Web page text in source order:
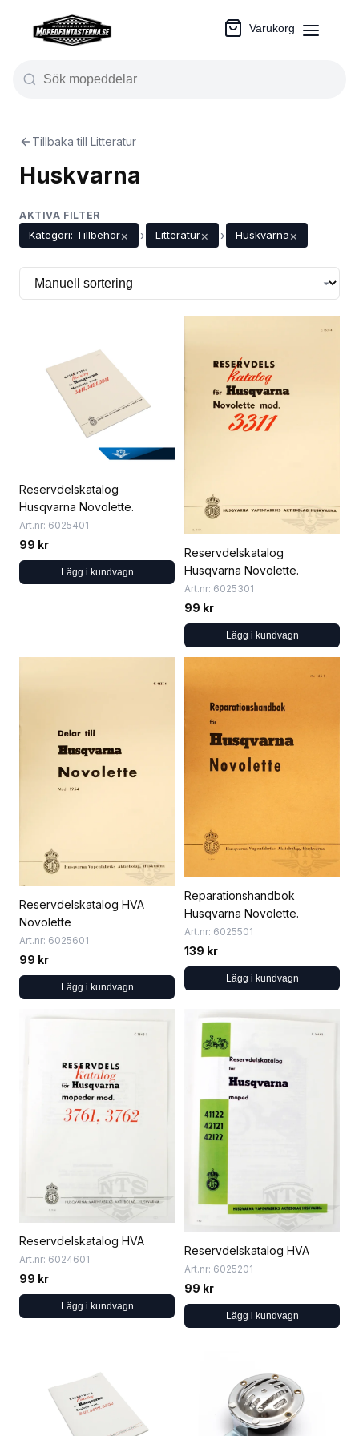
Varukorg
Tillbaka till Litteratur
Huskvarna
AKTIVA FILTER
Kategori: Tillbehör× › Litteratur× › Huskvarna×
Reservdelskatalog
Husqvarna Novolette.
Art.nr: 6025401
99 kr
Lägg i kundvagn
Reservdelskatalog
Husqvarna Novolette.
Art.nr: 6025301
99 kr
Lägg i kundvagn
Reservdelskatalog HVA
Novolette
Art.nr: 6025601
99 kr
Lägg i kundvagn
Reparationshandbok
Husqvarna Novolette.
Art.nr: 6025501
139 kr
Lägg i kundvagn
Reservdelskatalog HVA
Art.nr: 6024601
99 kr
Lägg i kundvagn
Reservdelskatalog HVA
Art.nr: 6025201
99 kr
Lägg i kundvagn